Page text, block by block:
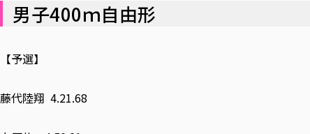
男子400ｍ自由形
【予選】
藤代陸翔 4.21.68